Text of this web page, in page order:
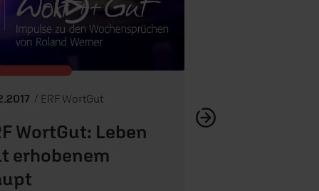
/ ERF WortGut
WortGut: Leben
erhobenem